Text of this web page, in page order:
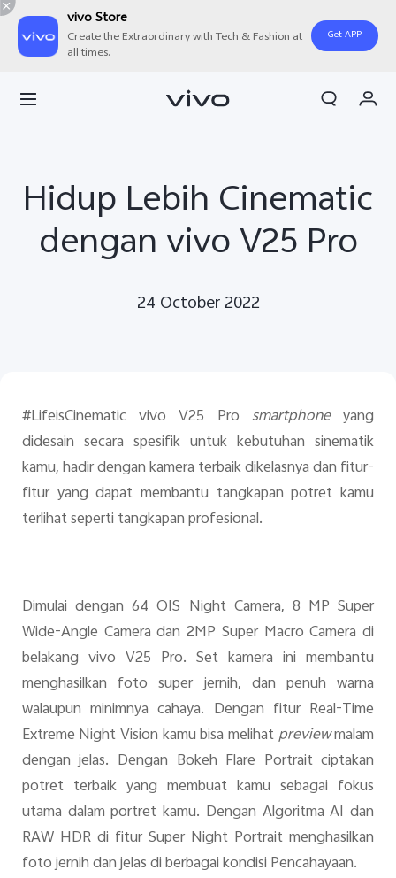
vivo Store
Create the Extraordinary with Tech & Fashion at
all times.
Get APP
Akun Saya
Hidup Lebih Cinematic
dengan vivo V25 Pro
24 October 2022
#LifeisCinematic vivo V25 Pro smartphoneyang
didesain secara spesifik untuk kebutuhan sinematik
kamu, hadir dengan kamera terbaik dikelasnya dan fitur-
fitur yang dapat membantu tangkapan potret kamu
terlihat seperti tangkapan profesional.
Dimulai dengan 64 OIS Night Camera, 8 MP Super
Wide-Angle Camera dan 2MP Super Macro Camera di
belakang vivo V25 Pro. Set kamera ini membantu
menghasilkan foto super jernih, dan penuh warna
walaupun minimnya cahaya. Dengan fitur Real-Time
Extreme Night Vision kamu bisa melihatpreviewmalam
dengan jelas. Dengan Bokeh Flare Portrait ciptakan
potret terbaik yang membuat kamu sebagai fokus
utama dalam portret kamu. Dengan Algoritma AI dan
RAW HDR di fitur Super Night Portrait menghasilkan
foto jernih dan jelas di berbagai kondisi Pencahayaan.